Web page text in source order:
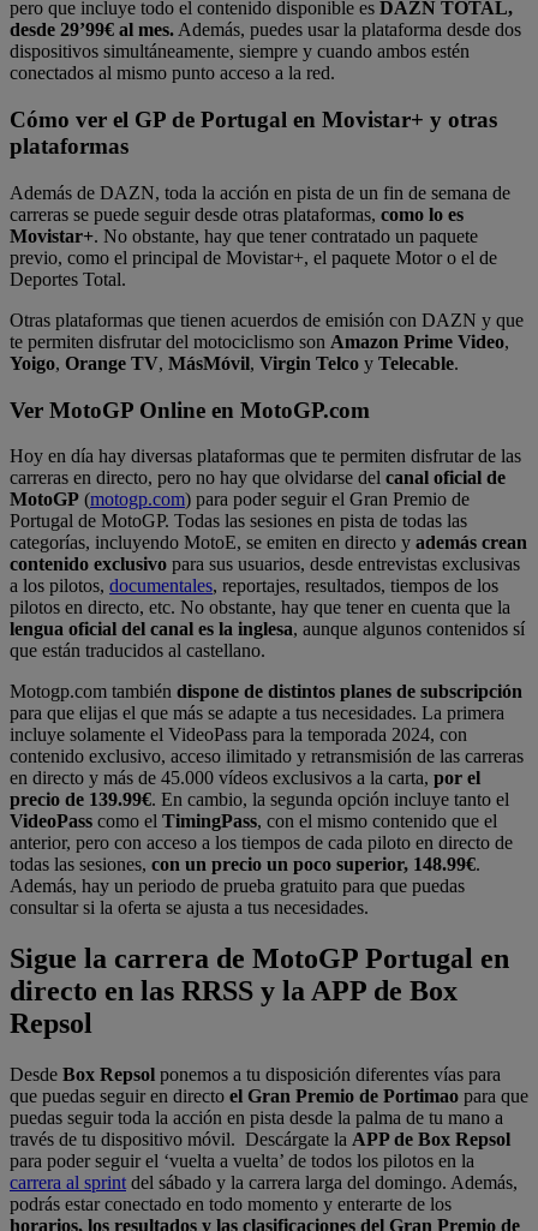
pero que incluye todo el contenido disponible es DAZN TOTAL,
desde 29’99€ al mes.Además, puedes usar la plataforma desde dos
dispositivos simultáneamente, siempre y cuando ambos estén
conectados al mismo punto acceso a la red.
Cómo ver el GP de Portugal en Movistar+ y otras
plataformas
Además de DAZN, toda la acción en pista de un fin de semana de
carreras se puede seguir desde otras plataformas, como lo es
Movistar+. No obstante, hay que tener contratado un paquete
previo, como el principal de Movistar+, el paquete Motor o el de
Deportes Total.
Otras plataformas que tienen acuerdos de emisión con DAZN y que
te permiten disfrutar del motociclismo son Amazon Prime Video,
Yoigo, Orange TV, MásMóvil, Virgin Telco y Telecable.
Ver MotoGP Online en MotoGP.com
Hoy en día hay diversas plataformas que te permiten disfrutar de las
carreras en directo, pero no hay que olvidarse del canal oficial de
MotoGP (motogp.com) para poder seguir el Gran Premio de
Portugal de MotoGP. Todas las sesiones en pista de todas las
categorías, incluyendo MotoE, se emiten en directo y además crean
contenido exclusivo para sus usuarios, desde entrevistas exclusivas
a los pilotos, documentales, reportajes, resultados, tiempos de los
pilotos en directo, etc. No obstante, hay que tener en cuenta que la
lengua oficial del canal es la inglesa, aunque algunos contenidos sí
que están traducidos al castellano.
Motogp.com también dispone de distintos planes de subscripción
para que elijas el que más se adapte a tus necesidades. La primera
incluye solamente el VideoPass para la temporada 2024, con
contenido exclusivo, acceso ilimitado y retransmisión de las carreras
en directo y más de 45.000 vídeos exclusivos a la carta, por el
precio de 139.99€. En cambio, la segunda opción incluye tanto el
VideoPass como el TimingPass, con el mismo contenido que el
anterior, pero con acceso a los tiempos de cada piloto en directo de
todas las sesiones, con un precio un poco superior, 148.99€.
Además, hay un periodo de prueba gratuito para que puedas
consultar si la oferta se ajusta a tus necesidades.
Sigue la carrera de MotoGP Portugal en
directo en las RRSS y la APP de Box
Repsol
Desde Box Repsol ponemos a tu disposición diferentes vías para
que puedas seguir en directo el Gran Premio de Portimao para que
puedas seguir toda la acción en pista desde la palma de tu mano a
través de tu dispositivo móvil. Descárgate la APP de Box Repsol
para poder seguir el ‘vuelta a vuelta’ de todos los pilotos en la
carrera al sprint del sábado y la carrera larga del domingo. Además,
podrás estar conectado en todo momento y enterarte de los
horarios, los resultados y las clasificaciones del Gran Premio de